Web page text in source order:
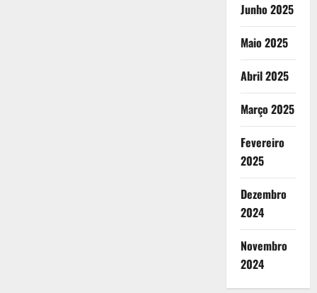
Junho 2025
Maio 2025
Abril 2025
Março 2025
Fevereiro
2025
Dezembro
2024
Novembro
2024